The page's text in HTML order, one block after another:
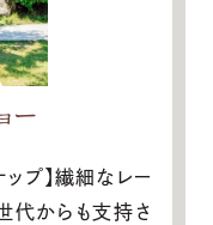
ー
ップ】繊細なレー
代からも支持さ